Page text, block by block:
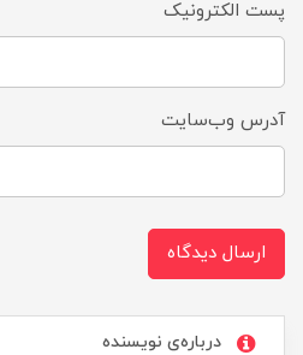
پست الکترونیک
آدرس وب‌سایت
ارسال دیدگاه
درباره‌ی نویسنده